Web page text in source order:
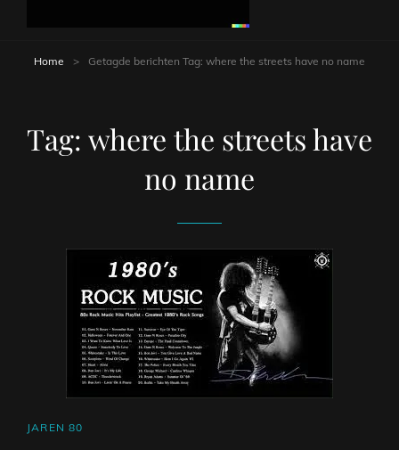
Home > Getagde berichten Tag: where the streets have no name
Tag: where the streets have
no name
CAT
JAREN 80